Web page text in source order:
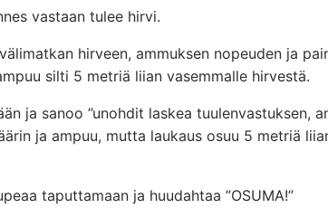
vastaan tulee hirvi.
hirveen, ammuksen nopeuden ja
silti 5 metriä liian vasemmalle hirvestä.
ja sanoo ”unohdit laskea tuulenvastuksen,
ja ampuu, mutta laukaus osuu 5 metriä
taputtamaan ja huudahtaa ”OSUMA!”